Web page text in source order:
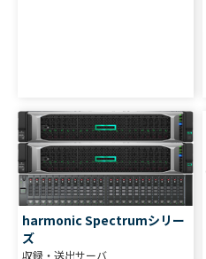
harmonic Spectrumシリー
ズ
収録・送出サーバ